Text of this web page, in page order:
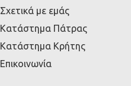
Σχετικά με εμάς
Κατάστημα Πάτρας
Κατάστημα Κρήτης
Επικοινωνία